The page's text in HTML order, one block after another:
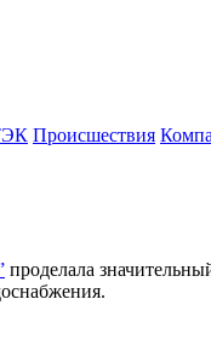
Происшествия
проделала